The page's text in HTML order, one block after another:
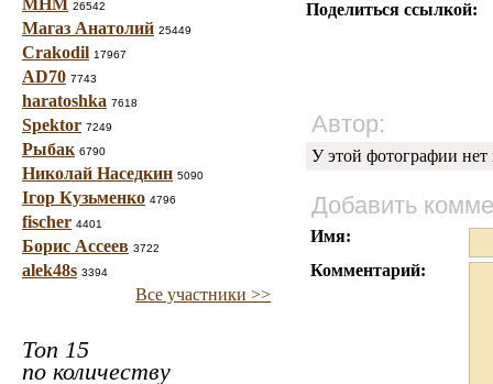
МНМ 26542
Магаз Анатолий 25449
Crakodil 17967
AD70 7743
haratoshka 7618
Spektor 7249
Рыбак 6790
Николай Наседкин 5090
Ігор Кузьменко 4796
fischer 4401
Борис Ассеев 3722
alek48s 3394
Все участники >>
Топ 15
по количеству
Поделиться ссылкой:
Автор:
У этой фотографии нет
Добавить
Имя:
Комментарий: